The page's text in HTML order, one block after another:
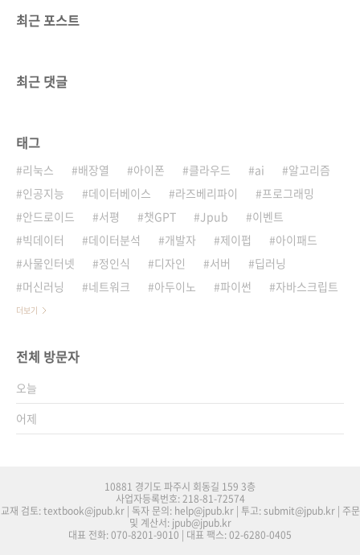
최근 포스트
최근 댓글
태그
리눅스 배장열 아이폰 클라우드 ai
알고리즘
인공지능
데이터베이스 라즈베리파이
프로그래밍
안드로이드
서평 챗GPT Jpub
이벤트
빅데이터
데이터분석 개발자 제이펍
아이패드
사물인터넷
정인식 디자인 서버
딥러닝
머신러닝
네트워크 아두이노 파이썬 자바스크립트
더보기
전체 방문자
오늘
어제
10881 경기도 파주시 회동길 159 3층
사업자등록번호: 218-81-72574
교재 검토: textbook@jpub.kr | 독자 문의: help@jpub.kr | 투고: submit@jpub.kr | 주문
및 계산서: jpub@jpub.kr
대표 전화: 070-8201-9010 | 대표 팩스: 02-6280-0405